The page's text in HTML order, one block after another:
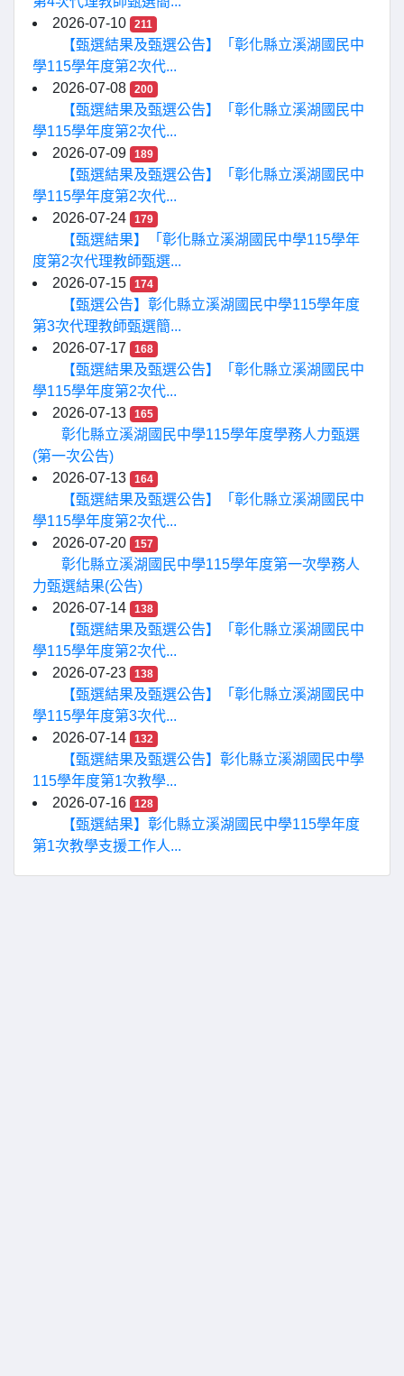
2026-07-10
211
【甄選結果及甄選公告】「彰化縣立溪湖國民中
學115學年度第2次代...
2026-07-08
200
【甄選結果及甄選公告】「彰化縣立溪湖國民中
學115學年度第2次代...
2026-07-09
189
【甄選結果及甄選公告】「彰化縣立溪湖國民中
學115學年度第2次代...
2026-07-24
179
【甄選結果】「彰化縣立溪湖國民中學115學年
度第2次代理教師甄選...
2026-07-15
174
【甄選公告】彰化縣立溪湖國民中學115學年度
第3次代理教師甄選簡...
2026-07-17
168
【甄選結果及甄選公告】「彰化縣立溪湖國民中
學115學年度第2次代...
2026-07-13
165
彰化縣立溪湖國民中學115學年度學務人力甄選
(第一次公告)
2026-07-13
164
【甄選結果及甄選公告】「彰化縣立溪湖國民中
學115學年度第2次代...
2026-07-20
157
彰化縣立溪湖國民中學115學年度第一次學務人
力甄選結果(公告)
2026-07-14
138
【甄選結果及甄選公告】「彰化縣立溪湖國民中
學115學年度第2次代...
2026-07-23
138
【甄選結果及甄選公告】「彰化縣立溪湖國民中
學115學年度第3次代...
2026-07-14
132
【甄選結果及甄選公告】彰化縣立溪湖國民中學
115學年度第1次教學...
2026-07-16
128
【甄選結果】彰化縣立溪湖國民中學115學年度
第1次教學支援工作人...